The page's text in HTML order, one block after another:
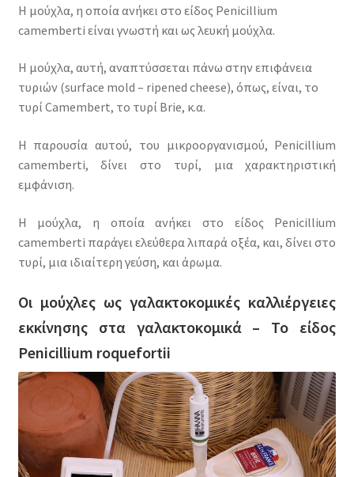
Η μούχλα, η οποία ανήκει στο είδος Penicillium
camemberti είναι γνωστή και ως λευκή μούχλα.
Η μούχλα, αυτή, αναπτύσσεται πάνω στην επιφάνεια
τυριών (surface mold – ripened cheese), όπως, είναι, το
τυρί Camembert, το τυρί Brie, κ.α.
Η παρουσία αυτού, του μικροοργανισμού, Penicillium
camemberti, δίνει στο τυρί, μια χαρακτηριστική
εμφάνιση.
Η μούχλα, η οποία ανήκει στο είδος Penicillium
camemberti παράγει ελεύθερα λιπαρά οξέα, και, δίνει στο
τυρί, μια ιδιαίτερη γεύση, και άρωμα.
Οι μούχλες ως γαλακτοκομικές καλλιέργειες
εκκίνησης στα γαλακτοκομικά – Το είδος
Penicillium roquefortii